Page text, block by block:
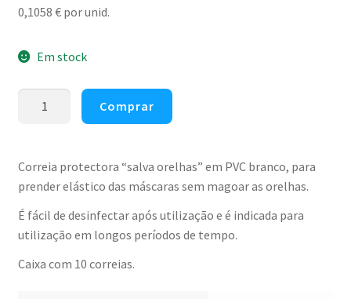
0,1058 €por unid.
Em stock
/
correia
em
PVC
máscara
Comprar
Correia protectora “salva orelhas” em PVC branco, para
prender elástico das máscaras sem magoar as orelhas.
É fácil de desinfectar após utilização e é indicada para
utilização em longos períodos de tempo.
Caixa com 10 correias.